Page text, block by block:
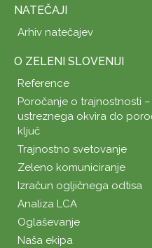
NATEČAJI
Arhiv natečajev
O ZELENI SLOVENIJI
Reference
Poročanje o trajnostnosti
ustreznega okvira do
ključ
Trajnostno svetovanje
Zeleno komuniciranje
Izračun ogljičnega odtisa
Analiza LCA
Oglaševanje
Naša ekipa